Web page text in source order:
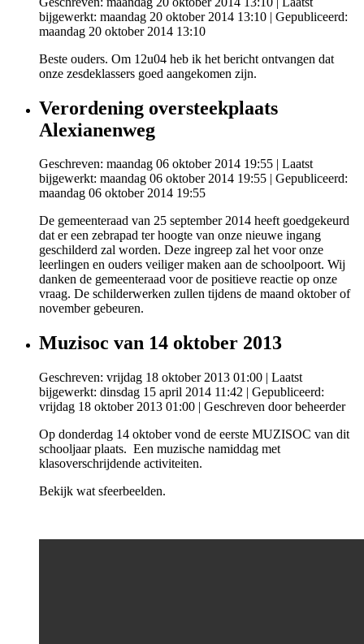
bijgewerkt: maandag 20 oktober 2014 13:10 | Gepubliceerd:
maandag 20 oktober 2014 13:10
Beste ouders. Om 12u04 heb ik het bericht ontvangen dat
onze zesdeklassers goed aangekomen zijn.
Verordening oversteekplaats
Alexianenweg
Geschreven: maandag 06 oktober 2014 19:55 | Laatst
bijgewerkt: maandag 06 oktober 2014 19:55 | Gepubliceerd:
maandag 06 oktober 2014 19:55
De gemeenteraad van 25 september 2014 heeft goedgekeurd
dat er een zebrapad ter hoogte van onze nieuwe ingang
geschilderd zal worden. Deze ingreep zal het voor onze
leerlingen en ouders veiliger maken aan de schoolpoort. Wij
danken de gemeenteraad voor de positieve reactie op onze
vraag. De schilderwerken zullen tijdens de maand oktober of
november gebeuren.
Muzisoc van 14 oktober 2013
Geschreven: vrijdag 18 oktober 2013 01:00 | Laatst
bijgewerkt: dinsdag 15 april 2014 11:42 | Gepubliceerd:
vrijdag 18 oktober 2013 01:00 | Geschreven door beheerder
Op donderdag 14 oktober vond de eerste MUZISOC van dit
schooljaar plaats. Een muzische namiddag met
klasoverschrijdende activiteiten.
Bekijk wat sfeerbeelden.